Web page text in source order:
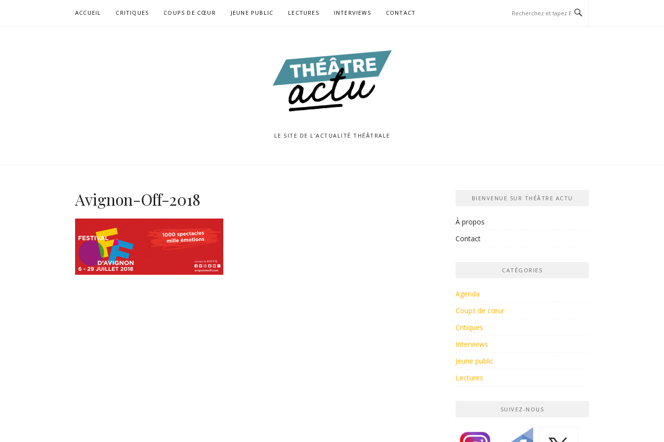
ACCUEIL CRITIQUES COUPS DE CŒUR JEUNE PUBLIC LECTURES INTERVIEWS CONTACT
LE SITE DE L’ACTUALITÉ THÉÂTRALE
Avignon-Off-2018 BIENVENUE SUR THÉÂTRE ACTU
À propos
Contact
CATÉGORIES
Agenda
Coups de cœur
Critiques
Interviews
Jeune public
Lectures
SUIVEZ-NOUS